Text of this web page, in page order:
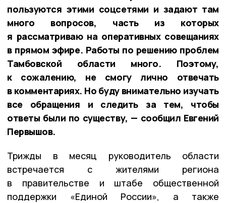
пользуются этими соцсетями и задают там
много вопросов, часть из которых
я рассматриваю на оперативных совещаниях
в прямом эфире. Работы по решению проблем
Тамбовской области много. Поэтому,
к сожалению, не смогу лично отвечать
в комментариях. Но буду внимательно изучать
все обращения и следить за тем, чтобы
ответы были по существу, — сообщил Евгений
Первышов.
Трижды в месяц руководитель области
встречается с жителями региона
в правительстве и штабе общественной
поддержки «Единой России», а также